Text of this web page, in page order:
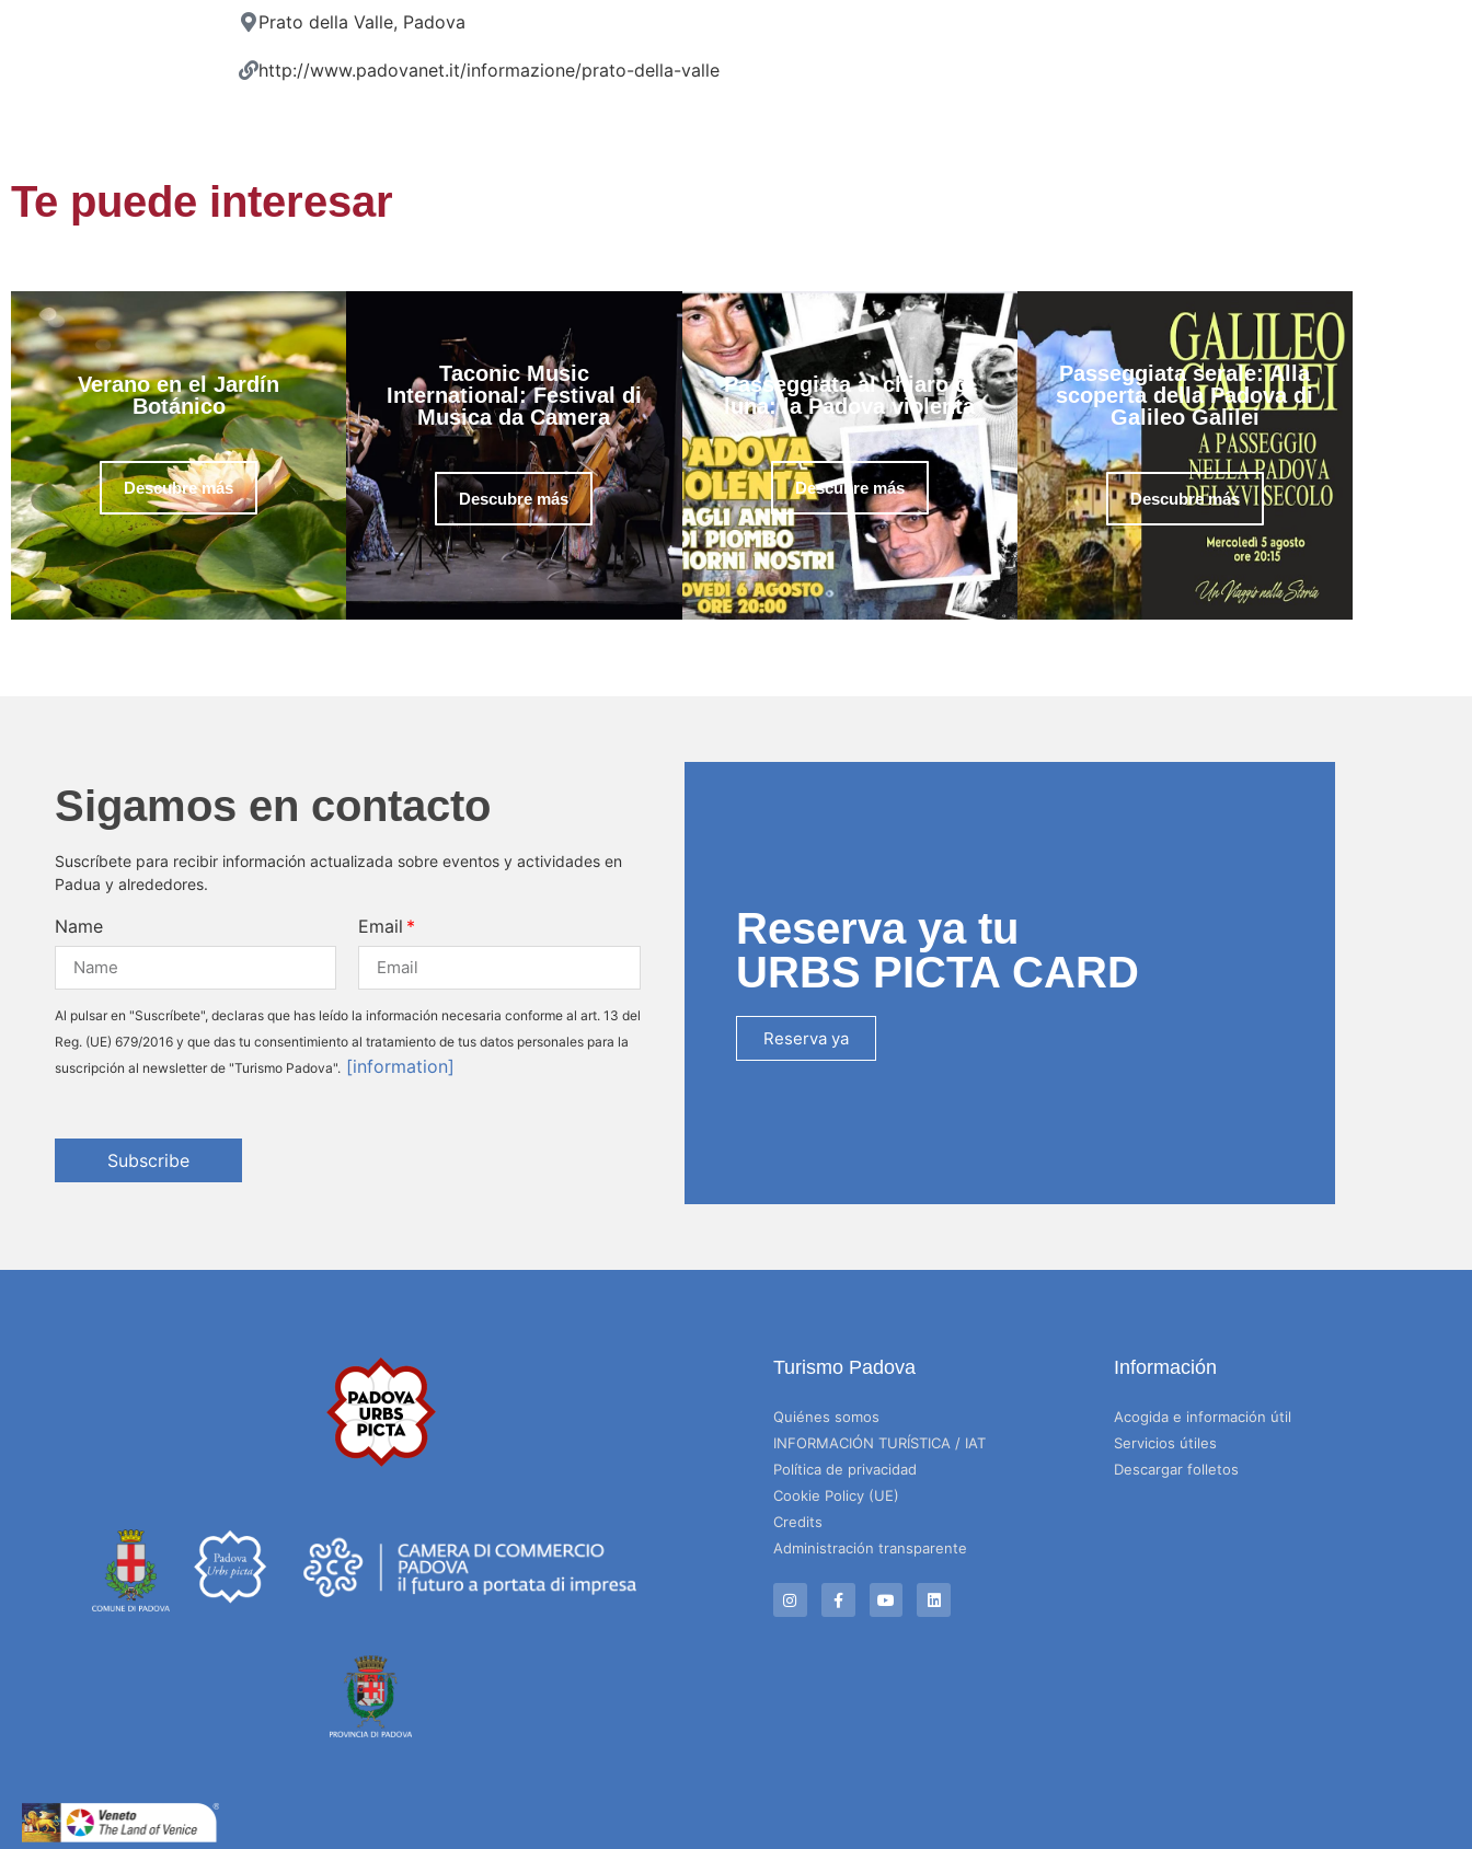
Prato della Valle, Padova
http://www.padovanet.it/informazione/prato-della-valle
Te puede interesar
Verano en el Jardín
Botánico
Descubre más
Taconic Music
International: Festival di
Musica da Camera
Descubre más
Passeggiata al chiaro di
luna: la Padova violenta
Descubre más
Passeggiata serale: Alla
scoperta della Padova di
Galileo Galilei
Descubre más
Sigamos en contacto
Suscríbete para recibir información actualizada sobre eventos y actividades en
Padua y alrededores.
Name Email
Al pulsar en "Suscríbete", declaras que has leído la información necesaria conforme al art. 13 del
Reg. (UE) 679/2016 y que das tu consentimiento al tratamiento de tus datos personales para la
suscripción al newsletter de "Turismo Padova". [information]
Subscribe
Reserva ya tu
URBS PICTA CARD
Reserva ya
Turismo Padova
Quiénes somos
INFORMACIÓN TURÍSTICA / IAT
Política de privacidad
Cookie Policy (UE)
Credits
Administración transparente
Información
Acogida e información útil
Servicios útiles
Descargar folletos